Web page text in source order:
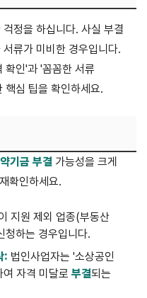
걱정을 하십니다. 사실 부결
류가 미비한 경우입니다.
확인'과 '꼼꼼한 서류
핵심 팁을 확인하세요.
기금 부결 가능성을 크게
확인하세요.
지원 제외 업종(부동산
청하는 경우입니다.
: 법인사업자는 '소상공인
자격 미달로 부결되는